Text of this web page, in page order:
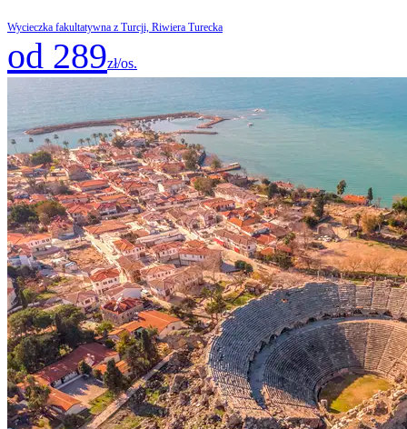
Wycieczka fakultatywna z Turcji, Riwiera Turecka
od 289zł/os.